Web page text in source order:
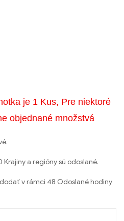
je 1 Kus, Pre niektoré
objednané množstvá
a regióny sú odoslané.
v rámci 48 Odoslané hodiny